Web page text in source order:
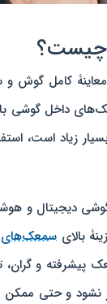
چیست؟
از معاینۀ
داخل گوشی
زیاد است،
دیجیتال و
بالای سمعک‌های
پیشرفته و
و حتی ممکن